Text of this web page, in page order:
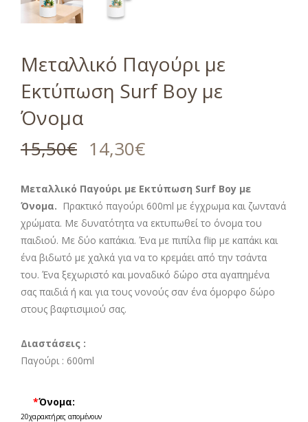
Μεταλλικό Παγούρι με
Εκτύπωση Surf Boy με
Όνομα
15,50€ 14,30€
Μεταλλικό Παγούρι με Εκτύπωση Surf Boy με
Όνομα. Πρακτικό παγούρι 600ml με έγχρωμα και ζωντανά
χρώματα. Με δυνατότητα να εκτυπωθεί το όνομα του
παιδιού. Με δύο καπάκια. Ένα με πιπίλα flip με καπάκι και
ένα βιδωτό με χαλκά για να το κρεμάει από την τσάντα
του. Ένα ξεχωριστό και μοναδικό δώρο στα αγαπημένα
σας παιδιά ή και για τους νονούς σαν ένα όμορφο δώρο
στους βαφτισιμιού σας.
Διαστάσεις :
Παγούρι : 600ml
*Όνομα:
20χαρακτήρες απομένουν